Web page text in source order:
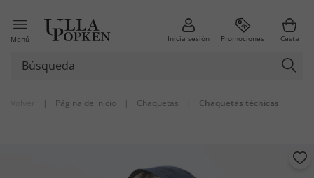
Menú Inicia sesión Promociones Cesta
| Página de inicio | Chaquetas | Chaquetas técnicas